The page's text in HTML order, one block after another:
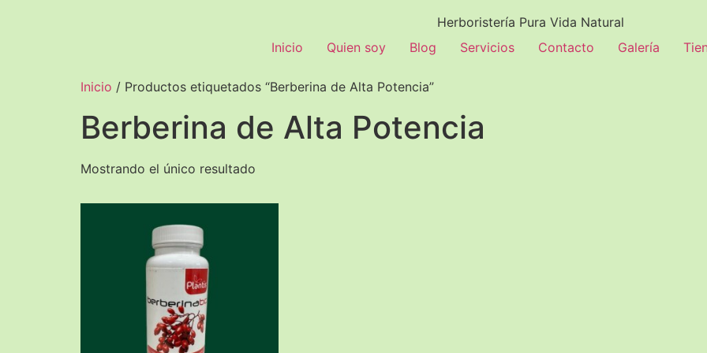
Herboristería Pura Vida Natural
Inicio
Quien soy Blog Servicios Contacto Galería
Inicio / Productos etiquetados “Berberina de Alta Potencia”
Berberina de Alta Potencia
Mostrando el único resultado